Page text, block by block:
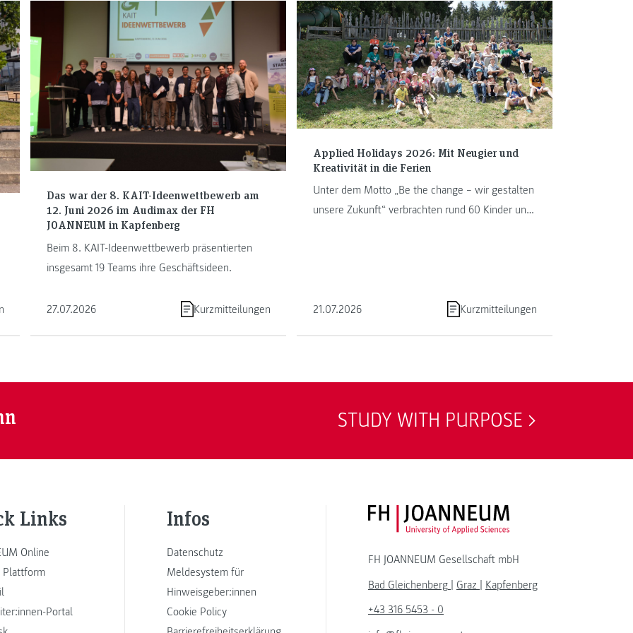
Das war der 8. KAIT-Ideenwettbewerb am
12. Juni 2026 im Audimax der FH
JOANNEUM in Kapfenberg
Beim 8. KAIT-Ideenwettbewerb präsentierten
insgesamt 19 Teams ihre Geschäftsideen.
27.07.2026 Kurzmitteilungen
Applied Holidays 2026: Mit Neugier und
Kreativität in die Ferien
Unter dem Motto „Be the change – wir gestalten
unsere Zukunft“ verbrachten rund 60 Kinder und
21.07.2026 Kurzmitteilungen
STUDY WITH PURPOSE
Links
Online
Portal
Infos
Datenschutz
Meldesystem für
Hinweisgeber:innen
Cookie Policy
FH JOANNEUM Logo
FH JOANNEUM Gesellschaft mbH
Bad Gleichenberg | Graz | Kapfenberg
+43 316 5453 - 0